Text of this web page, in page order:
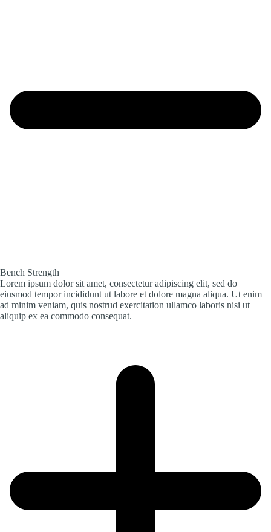
Bench Strength
Lorem ipsum dolor sit amet, consectetur adipiscing elit, sed do
eiusmod tempor incididunt ut labore et dolore magna aliqua. Ut enim
ad minim veniam, quis nostrud exercitation ullamco laboris nisi ut
aliquip ex ea commodo consequat.